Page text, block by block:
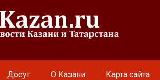
Досуг О Казани Карта сайта